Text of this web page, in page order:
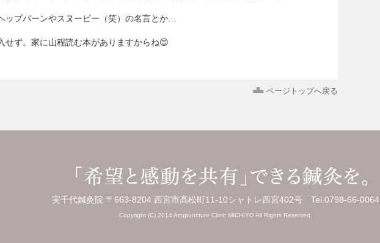
ップバーンやスヌーピー（笑）の名言とか…
せず。家に山程読む本がありますからね😊
ページトップへ戻る
実千代鍼灸院 〒663-8204 西宮市高松町11-10シャトレ西宮402号 Tel.0798-66-0064
Copyright (C) 2014 Acupuncture Clinic MICHIYO All Rights Reserved.